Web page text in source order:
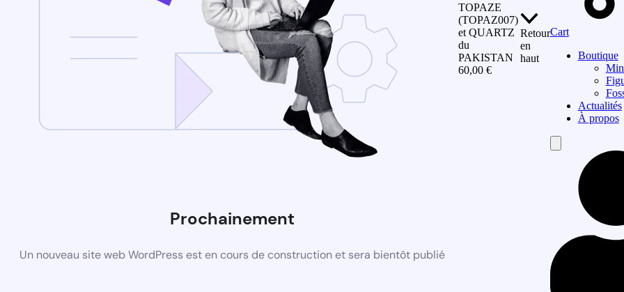
Prochainement
Un nouveau site web WordPress est en cours de construction et sera bientôt publié
TOPAZE
(TOPAZ007)
et QUARTZ
du
PAKISTAN
60,00 €
Retour
en
haut
Cart
Boutique
Actualités
À propos
Toggle